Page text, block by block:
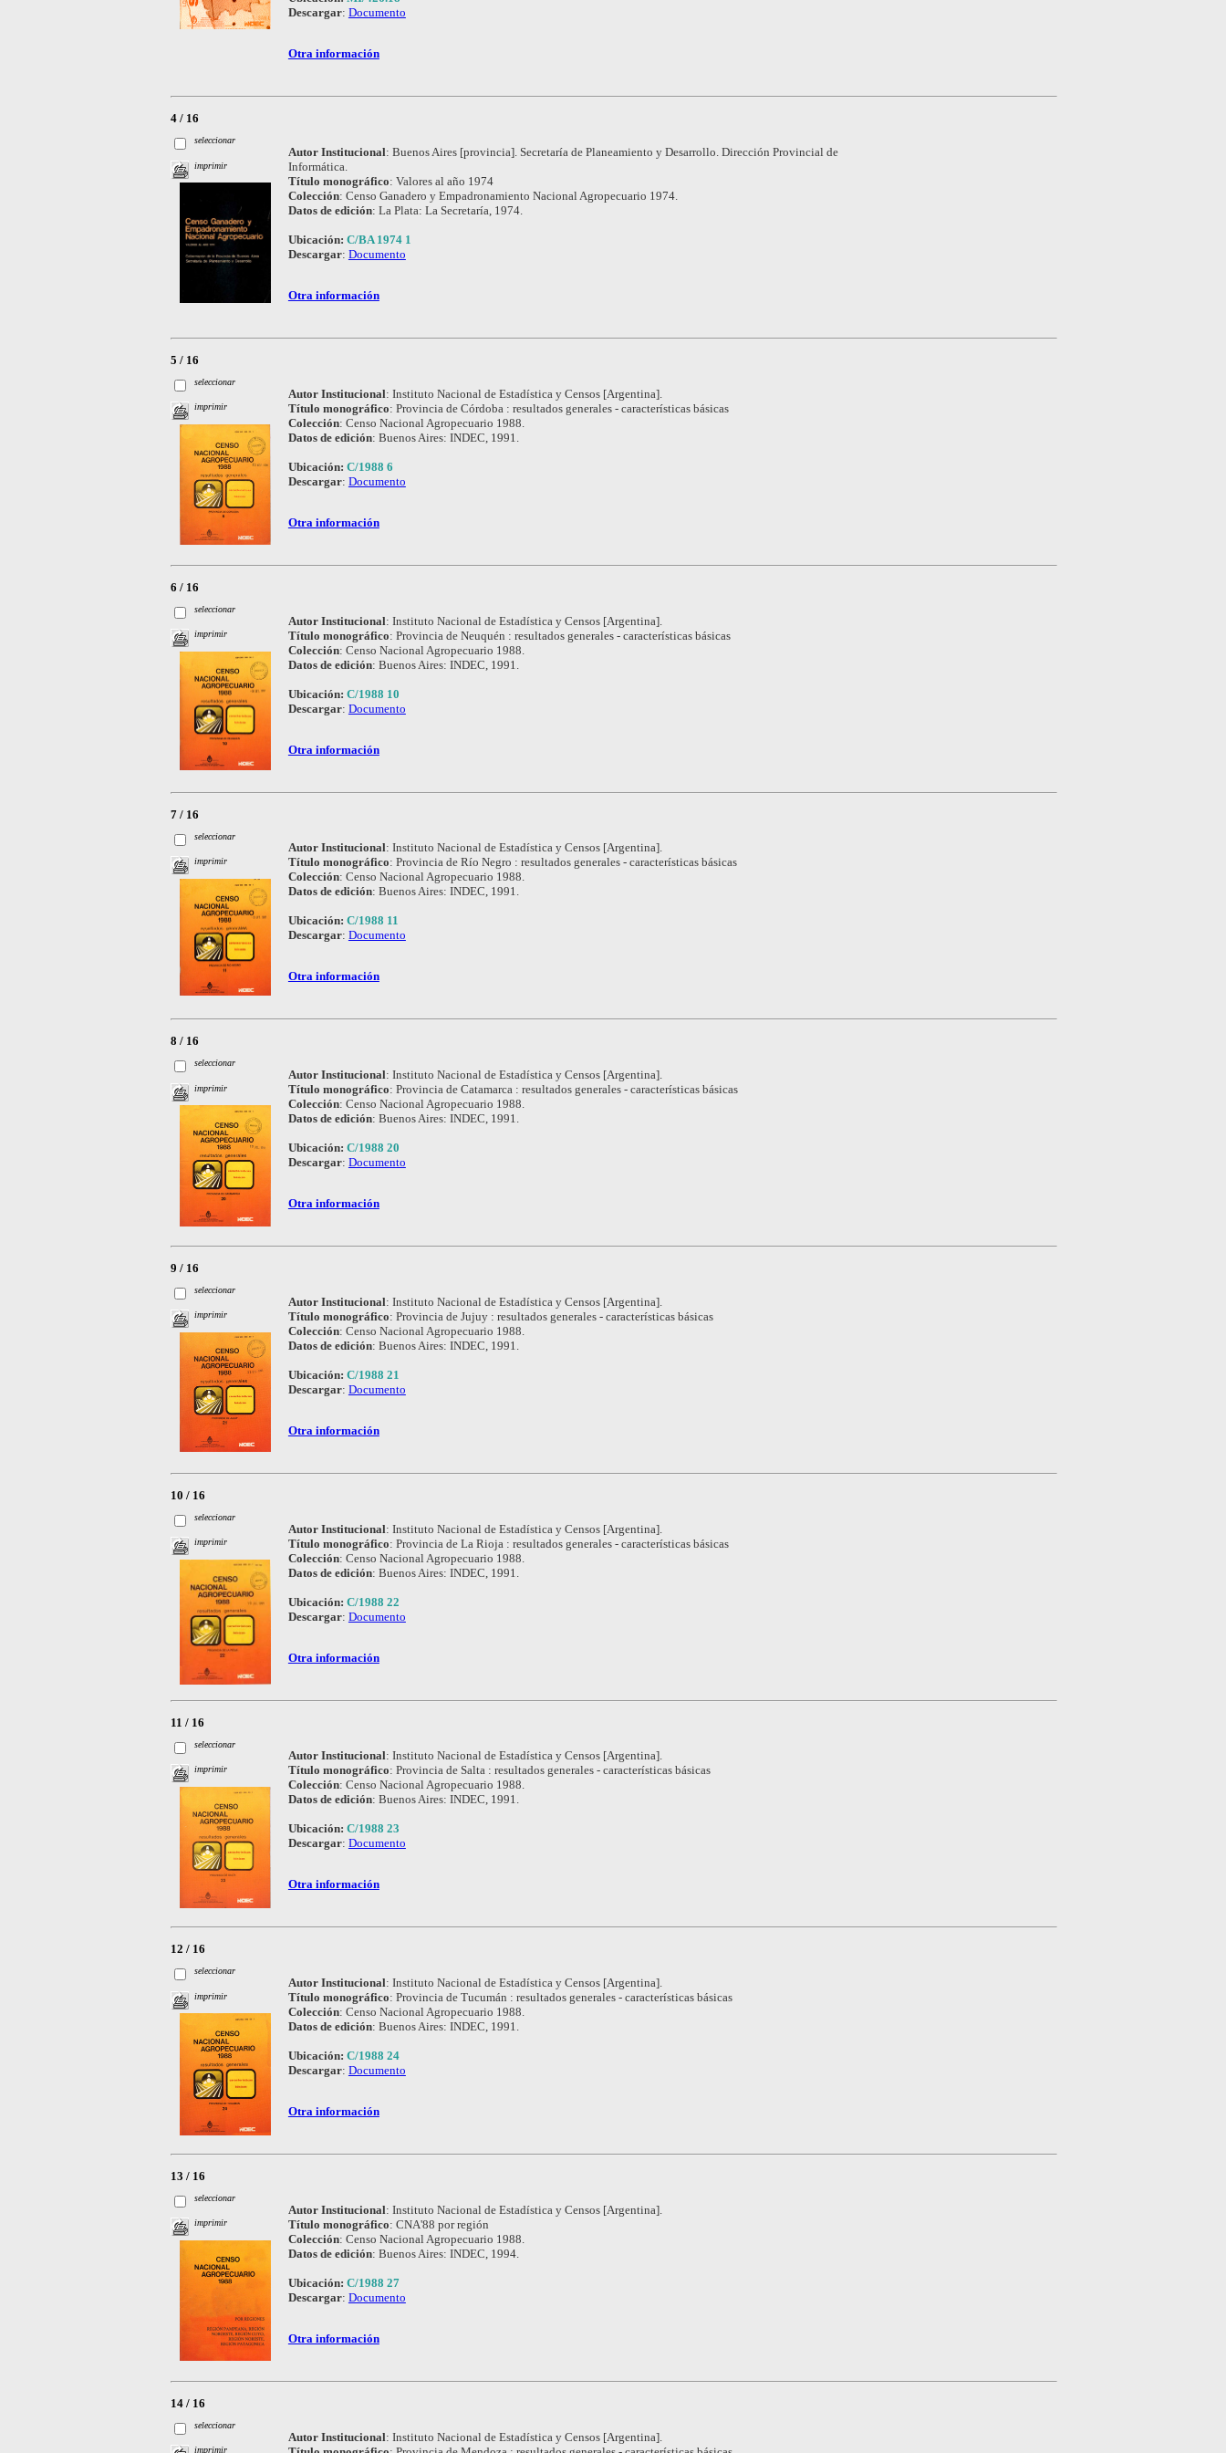
Descargar: Documento
Otra información
4 / 16
seleccionar
imprimir
Autor Institucional: Buenos Aires [provincia]. Secretaría de Planeamiento y Desarrollo. Dirección Provincial de
Informática.
Título monográfico: Valores al año 1974
Colección: Censo Ganadero y Empadronamiento Nacional Agropecuario 1974.
Datos de edición: La Plata: La Secretaría, 1974.
Ubicación: C/BA 1974 1
Descargar: Documento
Otra información
5 / 16
seleccionar
imprimir
Autor Institucional: Instituto Nacional de Estadística y Censos [Argentina].
Título monográfico: Provincia de Córdoba : resultados generales - características básicas
Colección: Censo Nacional Agropecuario 1988.
Datos de edición: Buenos Aires: INDEC, 1991.
Ubicación: C/1988 6
Descargar: Documento
Otra información
6 / 16
seleccionar
imprimir
Autor Institucional: Instituto Nacional de Estadística y Censos [Argentina].
Título monográfico: Provincia de Neuquén : resultados generales - características básicas
Colección: Censo Nacional Agropecuario 1988.
Datos de edición: Buenos Aires: INDEC, 1991.
Ubicación: C/1988 10
Descargar: Documento
Otra información
7 / 16
seleccionar
imprimir
Autor Institucional: Instituto Nacional de Estadística y Censos [Argentina].
Título monográfico: Provincia de Río Negro : resultados generales - características básicas
Colección: Censo Nacional Agropecuario 1988.
Datos de edición: Buenos Aires: INDEC, 1991.
Ubicación: C/1988 11
Descargar: Documento
Otra información
8 / 16
seleccionar
imprimir
Autor Institucional: Instituto Nacional de Estadística y Censos [Argentina].
Título monográfico: Provincia de Catamarca : resultados generales - características básicas
Colección: Censo Nacional Agropecuario 1988.
Datos de edición: Buenos Aires: INDEC, 1991.
Ubicación: C/1988 20
Descargar: Documento
Otra información
9 / 16
seleccionar
imprimir
Autor Institucional: Instituto Nacional de Estadística y Censos [Argentina].
Título monográfico: Provincia de Jujuy : resultados generales - características básicas
Colección: Censo Nacional Agropecuario 1988.
Datos de edición: Buenos Aires: INDEC, 1991.
Ubicación: C/1988 21
Descargar: Documento
Otra información
10 / 16
seleccionar
imprimir
Autor Institucional: Instituto Nacional de Estadística y Censos [Argentina].
Título monográfico: Provincia de La Rioja : resultados generales - características básicas
Colección: Censo Nacional Agropecuario 1988.
Datos de edición: Buenos Aires: INDEC, 1991.
Ubicación: C/1988 22
Descargar: Documento
Otra información
11 / 16
seleccionar
imprimir
Autor Institucional: Instituto Nacional de Estadística y Censos [Argentina].
Título monográfico: Provincia de Salta : resultados generales - características básicas
Colección: Censo Nacional Agropecuario 1988.
Datos de edición: Buenos Aires: INDEC, 1991.
Ubicación: C/1988 23
Descargar: Documento
Otra información
12 / 16
seleccionar
imprimir
Autor Institucional: Instituto Nacional de Estadística y Censos [Argentina].
Título monográfico: Provincia de Tucumán : resultados generales - características básicas
Colección: Censo Nacional Agropecuario 1988.
Datos de edición: Buenos Aires: INDEC, 1991.
Ubicación: C/1988 24
Descargar: Documento
Otra información
13 / 16
seleccionar
imprimir
Autor Institucional: Instituto Nacional de Estadística y Censos [Argentina].
Título monográfico: CNA'88 por región
Colección: Censo Nacional Agropecuario 1988.
Datos de edición: Buenos Aires: INDEC, 1994.
Ubicación: C/1988 27
Descargar: Documento
Otra información
14 / 16
seleccionar
imprimir
Autor Institucional: Instituto Nacional de Estadística y Censos [Argentina].